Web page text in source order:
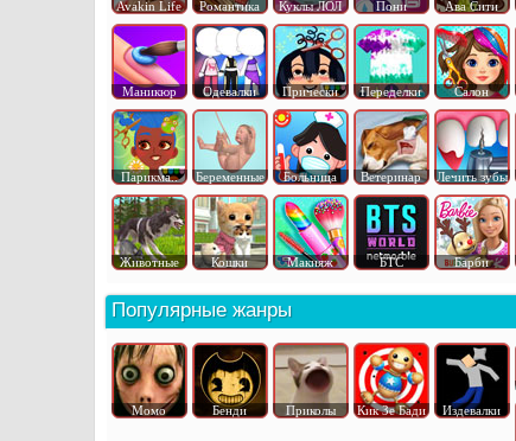
Avakin Life Романтика Куклы ЛОЛ Пони Ава Сити
Маникюр Одевалки Прически Переделки Салон
Парикма.. Беременные Больница Ветеринар Лечить зубы
Животные Кошки Макияж БТС Барби
Популярные жанры
Момо Бенди Приколы Кик Зе Бади Издевалки